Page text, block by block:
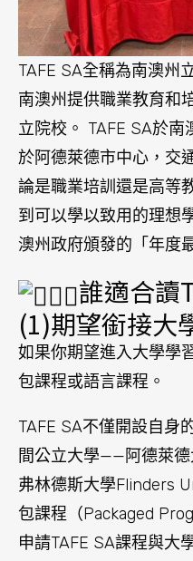
TAFE SA全稱為南澳州
南澳州提供職業教育和
立院校。 TAFE SA於
於阿德萊德市中心，交
論是職業培訓還是高等
到可以學以致用的理想
澳州政府頒發的「年度
誰適合讀
(1)期望銜接大
如果你期望進入大學學
包課程或語言課程。
TAFE SA不僅開設自身
間公立大學——阿德萊
弗林德斯大學Flinders
包課程（Packaged
申請TAFE SA課程與大